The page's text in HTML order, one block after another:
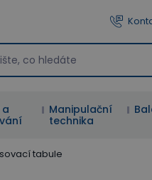
a
Manipulační
technika
tabule